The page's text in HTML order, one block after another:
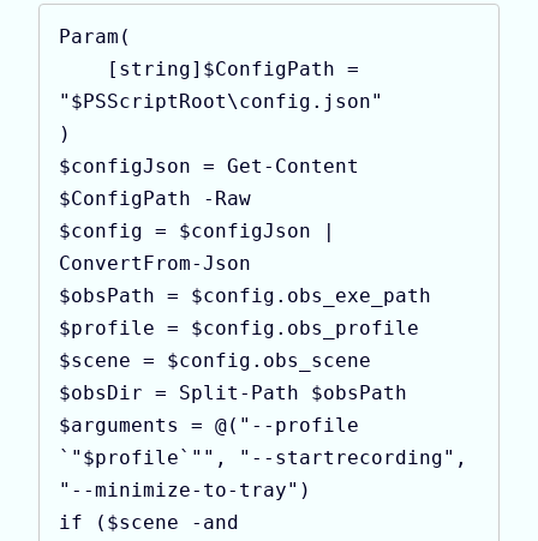
Param(
[string]$ConfigPath =
"$PSScriptRoot\config.json"
)
$configJson = Get-Content
$ConfigPath -Raw
$config = $configJson |
ConvertFrom-Json
$obsPath = $config.obs_exe_path
$profile = $config.obs_profile
$scene = $config.obs_scene
$obsDir = Split-Path $obsPath
$arguments = @("--profile
`"$profile`"", "--startrecording",
"--minimize-to-tray")
if ($scene -and